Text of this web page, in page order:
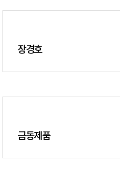
장경호
금동제품